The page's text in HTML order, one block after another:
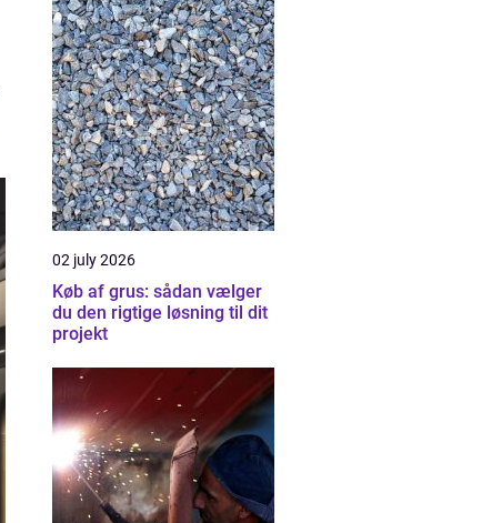
02 july 2026
Køb af grus: sådan vælger
du den rigtige løsning til dit
projekt